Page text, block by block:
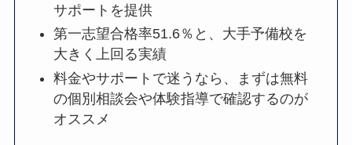
サポートを提供
第一志望合格率51.6％と、大手予備校を
大きく上回る実績
料金やサポートで迷うなら、まずは無料
の個別相談会や体験指導で確認するのが
オススメ